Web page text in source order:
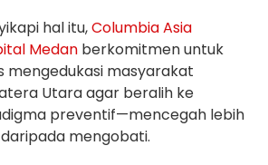
hal itu,Columbia Asia
Medan berkomitmen untuk
mengedukasi masyarakat
Utara agar beralih ke
preventif—mencegah lebih
mengobati.